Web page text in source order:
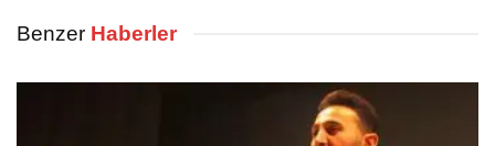
Benzer Haberler